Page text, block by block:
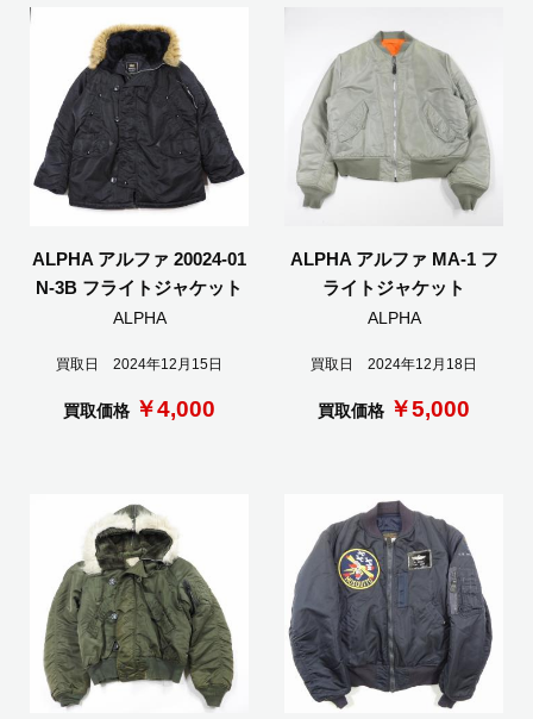
ALPHA アルファ 20024-01
N-3B フライトジャケット
ALPHA
買取日 2024年12月15日
買取価格 ￥4,000
ALPHA アルファ MA-1 フ
ライトジャケット
ALPHA
買取日 2024年12月18日
買取価格 ￥5,000